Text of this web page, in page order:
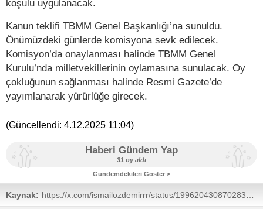
koşulu uygulanacak.
Kanun teklifi TBMM Genel Başkanlığı’na sunuldu.
Önümüzdeki günlerde komisyona sevk edilecek.
Komisyon’da onaylanması halinde TBMM Genel
Kurulu’nda milletvekillerinin oylamasına sunulacak. Oy
çokluğunun sağlanması halinde Resmi Gazete’de
yayımlanarak yürürlüğe girecek.
(Güncellendi: 4.12.2025 11:04)
Haberi Gündem Yap
31 oy aldı
Gündemdekileri Göster >
Kaynak: